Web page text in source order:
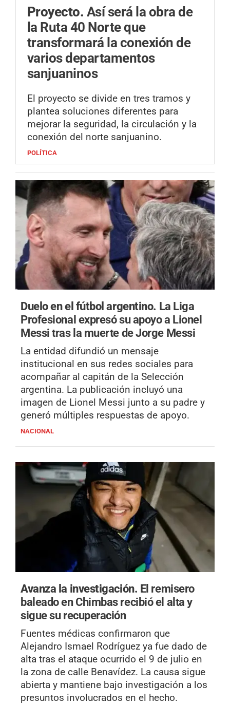
Proyecto. Así será la obra de
la Ruta 40 Norte que
transformará la conexión de
varios departamentos
sanjuaninos
El proyecto se divide en tres tramos y
plantea soluciones diferentes para
mejorar la seguridad, la circulación y la
conexión del norte sanjuanino.
POLÍTICA
Duelo en el fútbol argentino. La Liga
Profesional expresó su apoyo a Lionel
Messi tras la muerte de Jorge Messi
La entidad difundió un mensaje
institucional en sus redes sociales para
acompañar al capitán de la Selección
argentina. La publicación incluyó una
imagen de Lionel Messi junto a su padre y
generó múltiples respuestas de apoyo.
NACIONAL
Avanza la investigación. El remisero
baleado en Chimbas recibió el alta y
sigue su recuperación
Fuentes médicas confirmaron que
Alejandro Ismael Rodríguez ya fue dado de
alta tras el ataque ocurrido el 9 de julio en
la zona de calle Benavídez. La causa sigue
abierta y mantiene bajo investigación a los
presuntos involucrados en el hecho.